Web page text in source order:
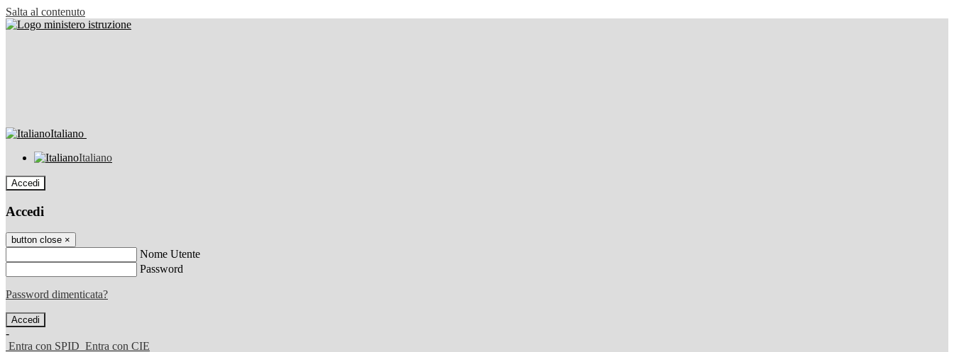
Salta al contenuto
Italiano
Italiano
Accedi
Accedi
button close ×
Nome Utente
Password
Password dimenticata?
-
Entra con SPID Entra con CIE